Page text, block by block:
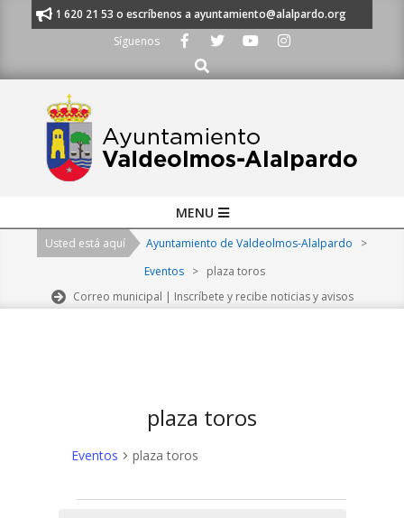
al 91 620 21 53 o escríbenos a ayuntamiento@alalpardo.org
Síguenos
Buscar
Navigation
MENU
Usted está aquí Ayuntamiento de Valdeolmos-Alalpardo
>
Eventos > plaza toros
Correo municipal | Inscríbete y recibe noticias y avisos
plaza toros
Eventos plaza toros